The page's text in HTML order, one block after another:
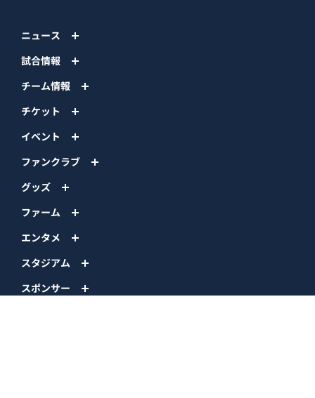
ニュース
試合情報
チーム情報
チケット
イベント
ファンクラブ
グッズ
ファーム
エンタメ
スタジアム
スポンサー